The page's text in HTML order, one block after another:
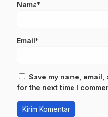
Nama*
Email*
Save my name,
for the next time I